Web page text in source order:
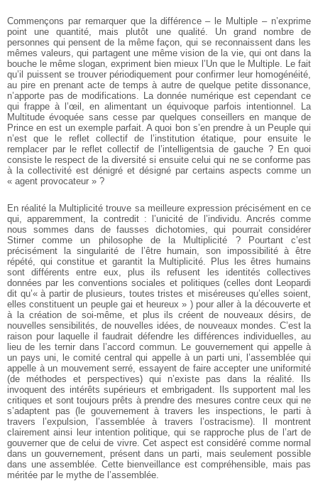
Commençons par remarquer que la différence – le Multiple – n’exprime
point une quantité, mais plutôt une qualité. Un grand nombre de
personnes qui pensent de la même façon, qui se reconnaissent dans les
mêmes valeurs, qui partagent une même vision de la vie, qui ont dans la
bouche le même slogan, expriment bien mieux l’Un que le Multiple. Le fait
qu’il puissent se trouver périodiquement pour confirmer leur homogénéité,
au pire en prenant acte de temps à autre de quelque petite dissonance,
n’apporte pas de modifications. La donnée numérique est cependant ce
qui frappe à l’œil, en alimentant un équivoque parfois intentionnel. La
Multitude évoquée sans cesse par quelques conseillers en manque de
Prince en est un exemple parfait. A quoi bon s’en prendre à un Peuple qui
n’est que le reflet collectif de l’institution étatique, pour ensuite le
remplacer par le reflet collectif de l’intelligentsia de gauche ? En quoi
consiste le respect de la diversité si ensuite celui qui ne se conforme pas
à la collectivité est dénigré et désigné par certains aspects comme un
« agent provocateur » ?
En réalité la Multiplicité trouve sa meilleure expression précisément en ce
qui, apparemment, la contredit : l’unicité de l’individu. Ancrés comme
nous sommes dans de fausses dichotomies, qui pourrait considérer
Stirner comme un philosophe de la Multiplicité ? Pourtant c’est
précisément la singularité de l’être humain, son impossibilité à être
répété, qui constitue et garantit la Multiplicité. Plus les êtres humains
sont différents entre eux, plus ils refusent les identités collectives
données par les conventions sociales et politiques (celles dont Leopardi
dit qu’« à partir de plusieurs, toutes tristes et miséreuses qu’elles soient,
elles constituent un peuple gai et heureux » ) pour aller à la découverte et
à la création de soi-même, et plus ils créent de nouveaux désirs, de
nouvelles sensibilités, de nouvelles idées, de nouveaux mondes. C’est la
raison pour laquelle il faudrait défendre les différences individuelles, au
lieu de les ternir dans l’accord commun. Le gouvernement qui appelle à
un pays uni, le comité central qui appelle à un parti uni, l’assemblée qui
appelle à un mouvement serré, essayent de faire accepter une uniformité
(de méthodes et perspectives) qui n’existe pas dans la réalité. Ils
invoquent des intérêts supérieurs et embrigadent. Ils supportent mal les
critiques et sont toujours prêts à prendre des mesures contre ceux qui ne
s’adaptent pas (le gouvernement à travers les inspections, le parti à
travers l’expulsion, l’assemblée à travers l’ostracisme). Il montrent
clairement ainsi leur intention politique, qui se rapproche plus de l’art de
gouverner que de celui de vivre. Cet aspect est considéré comme normal
dans un gouvernement, présent dans un parti, mais seulement possible
dans une assemblée. Cette bienveillance est compréhensible, mais pas
méritée par le mythe de l’assemblée.